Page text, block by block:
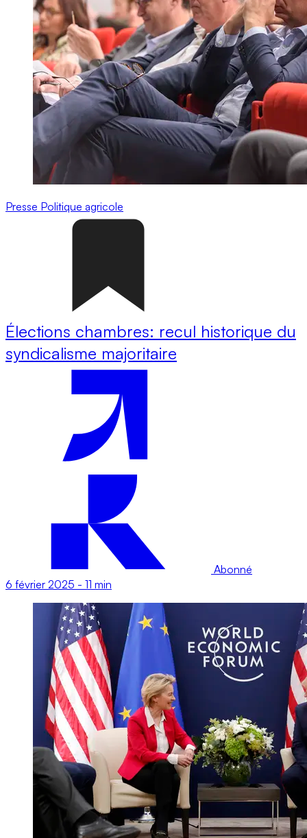
Presse Politique agricole
Élections chambres: recul historique du
syndicalisme majoritaire
Abonné
6 février 2025 - 11 min